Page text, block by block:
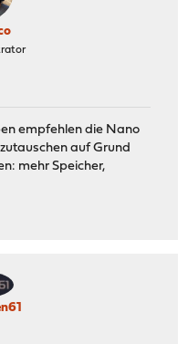
empfehlen die Nano
auf Grund
mehr Speicher,